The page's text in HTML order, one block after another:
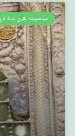
مناسبت های ماه ذی